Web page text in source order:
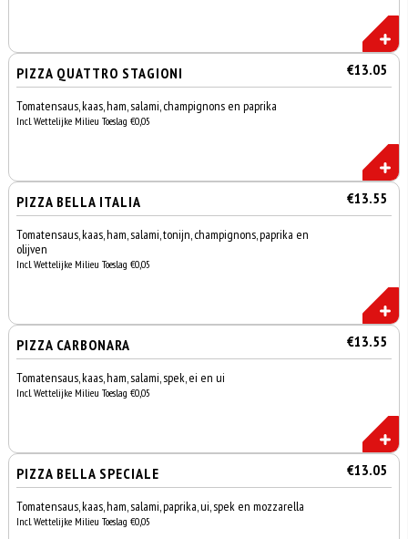
PIZZA QUATTRO STAGIONI €13.05
Tomatensaus, kaas, ham, salami, champignons en paprika
Incl. Wettelijke Milieu Toeslag €0,05
PIZZA BELLA ITALIA €13.55
Tomatensaus, kaas, ham, salami, tonijn, champignons, paprika en
olijven
Incl. Wettelijke Milieu Toeslag €0,05
PIZZA CARBONARA €13.55
Tomatensaus, kaas, ham, salami, spek, ei en ui
Incl. Wettelijke Milieu Toeslag €0,05
PIZZA BELLA SPECIALE €13.05
Tomatensaus, kaas, ham, salami, paprika, ui, spek en mozzarella
Incl. Wettelijke Milieu Toeslag €0,05